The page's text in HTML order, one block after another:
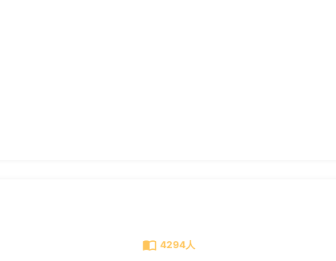
import_contacts 4294人